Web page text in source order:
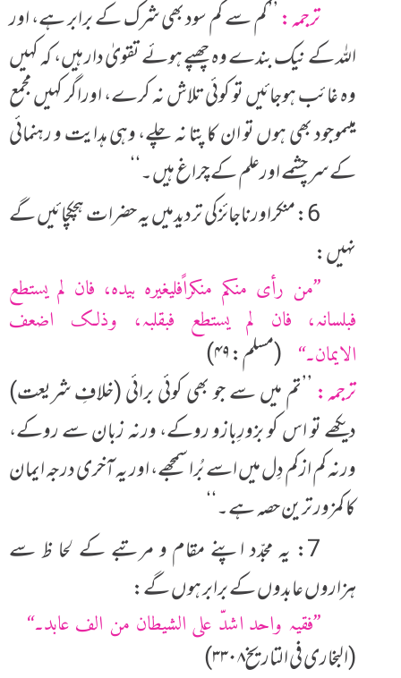
ترجمہ:’’کم سے کم سود بھی شرک کے برابر ہے، اور
اللہ کے نیک بندے وہ چھپے ہوئے تقویٰ دار ہیں، کہ کہیں
وہ غائب ہوجائیں تو کوئی تلاش نہ کرے، اوراگر کہیں مجمع
میںموجود بھی ہوں تو ان کا پتا نہ چلے، وہی ہدایت و رہنمائی
کے سر چشمے اورعلم کے چراغ ہیں۔‘‘
6: منکراورناجائزکی تردیدمیں یہ حضرات ہچکچائیں گے
نہیں:
’’من رأی منکم منکراًفلیغیرہ بیدہ، فان لم یستطع
فبلسانہ، فان لم یستطع فبقلبہ، وذلک اضعف
الایمان۔‘‘ (مسلم: ۴۹)
ترجمہ:’’تم میں سے جو بھی کوئی برائی (خلافِ شریعت)
دیکھے تو اس کو بزورِبازو روکے، ورنہ زبان سے روکے،
ورنہ کم ازکم دِل میں اسے بُرا سمجھے، اور یہ آخری درجہ ایمان
کا کمزور ترین حصہ ہے۔‘‘
7: یہ مجدّد اپنے مقام و مرتبے کے لحا ظ سے
ہزاروں عابدوں کے برابر ہوں گے:
’’فقیہ واحد اشدّ علی الشیطان من الف عابد۔‘‘
(البخاری فی التاریخ۳۰۸ـ۳)